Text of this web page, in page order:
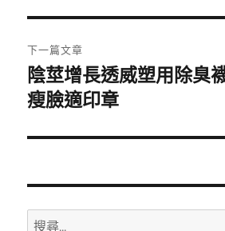
覽
文
章:
下一篇文章
下
一
文
陰莖增長透威塑用除臭
瘦臉適印章
搜